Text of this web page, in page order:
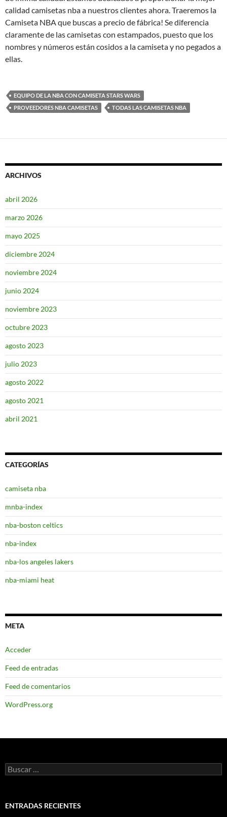
calidad camisetas nba a nuestros clientes ahora. Traeremos la
Camiseta NBA que buscas a precio de fábrica! Se diferencia
claramente de las camisetas con estampados, puesto que los
nombres y números están cosidos a la camiseta y no pegados a
ellas.
EQUIPO DE LA NBA CON CAMISETA STARS WARS
PROVEEDORES NBA CAMISETAS
TODAS LAS CAMISETAS NBA
ARCHIVOS
abril 2026
marzo 2026
mayo 2025
diciembre 2024
noviembre 2024
junio 2024
noviembre 2023
octubre 2023
agosto 2023
julio 2023
agosto 2022
agosto 2021
abril 2021
CATEGORÍAS
camiseta nba
mnba-index
nba-boston celtics
nba-index
nba-los angeles lakers
nba-miami heat
META
Acceder
Feed de entradas
Feed de comentarios
WordPress.org
Buscar:
ENTRADAS RECIENTES